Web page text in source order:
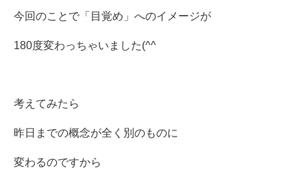
今回のことで「目覚め」へのイメージが
180度変わっちゃいました(^^ゞ
考えてみたら
昨日までの概念が全く別のものに
変わるのですから